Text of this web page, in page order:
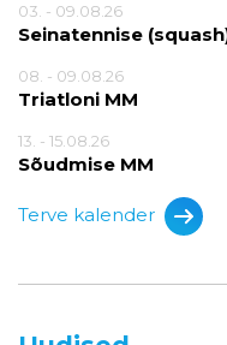
03. - 09.08.26
Seinatennise
08. - 09.08.26
Triatloni MM
13. - 15.08.26
Sõudmise MM
Terve kalender